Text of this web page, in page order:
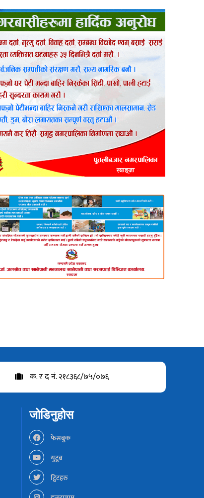
क. र द नं. २१८३६८/७५/०७६
जोडिनुहोस
फेसबुक
युटूब
ट्विटहरु